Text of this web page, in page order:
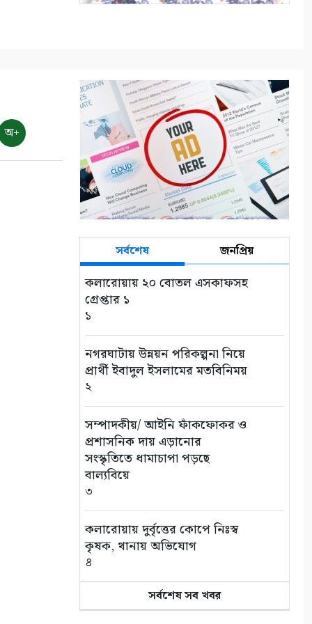
৭ আগস্ট: ন্যাশনাল লাইটহাউস
ডে-সমুদ্রপথের নীরব পথপ্রদর্শক
শ্যামনগরে সিএনআরএসের
জলবায়ু সহনশীলতা বিষয়ক প্রকল্প
সভা
১০
অ+
সর্বশেষ জনপ্রিয়
কলারোয়ায় ২০ বোতল এসকাফসহ
গ্রেপ্তার ১
১
নগরঘাটায় উন্নয়ন পরিকল্পনা নিয়ে
প্রার্থী ইবাদুল ইসলামের মতবিনিময়
২
সম্পাদকীয়/ আইনি ফাঁকফোকর ও
প্রশাসনিক দায় এড়ানোর
সংস্কৃতিতে ধামাচাপা পড়ছে
বাল্যবিয়ে
৩
কলারোয়ায় দুর্বৃত্তের কোপে নিঃস্ব
কৃষক, থানায় অভিযোগ
৪
সড়ক পথে চাঁদাবাজি বন্ধে সর্বোচ্চ
কঠোর অবস্থান: বাস ও ট্রাক
সর্বশেষ সব খবর